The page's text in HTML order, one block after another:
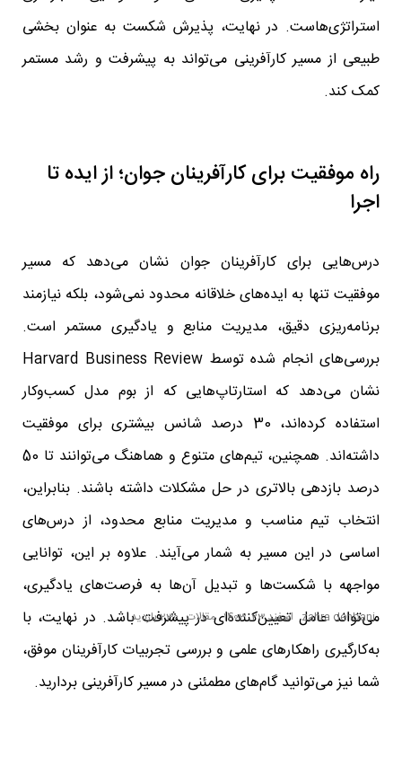
استراتژی‌هاست. در نهایت، پذیرش شکست به عنوان بخشی
طبیعی از مسیر کارآفرینی می‌تواند به پیشرفت و رشد مستمر
کمک کند.
راه موفقیت برای کارآفرینان جوان؛ از ایده تا
اجرا
درس‌هایی برای کارآفرینان جوان نشان می‌دهد که مسیر
موفقیت تنها به ایده‌های خلاقانه محدود نمی‌شود، بلکه نیازمند
برنامه‌ریزی دقیق، مدیریت منابع و یادگیری مستمر است.
بررسی‌های انجام شده توسط Harvard Business Review
نشان می‌دهد که استارتاپ‌هایی که از بوم مدل کسب‌وکار
استفاده کرده‌اند، 30 درصد شانس بیشتری برای موفقیت
داشته‌اند. همچنین، تیم‌های متنوع و هماهنگ می‌توانند تا 50
درصد بازدهی بالاتری در حل مشکلات داشته باشند. بنابراین،
انتخاب تیم مناسب و مدیریت منابع محدود، از درس‌های
اساسی در این مسیر به شمار می‌آیند. علاوه بر این، توانایی
مواجهه با شکست‌ها و تبدیل آن‌ها به فرصت‌های یادگیری،
می‌تواند عامل تعیین‌کننده‌ای در پیشرفت باشد. در نهایت، با
به‌کارگیری راهکارهای علمی و بررسی تجربیات کارآفرینان موفق،
شما نیز می‌توانید گام‌های مطمئنی در مسیر کارآفرینی بردارید.
zahra dehbani اسفند 23, 1403 مقالات 230 بازدید